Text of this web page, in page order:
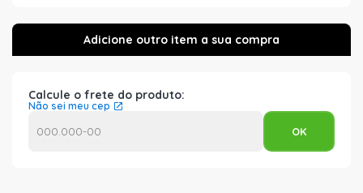
Calcule o frete do produto:
Não sei meu cep